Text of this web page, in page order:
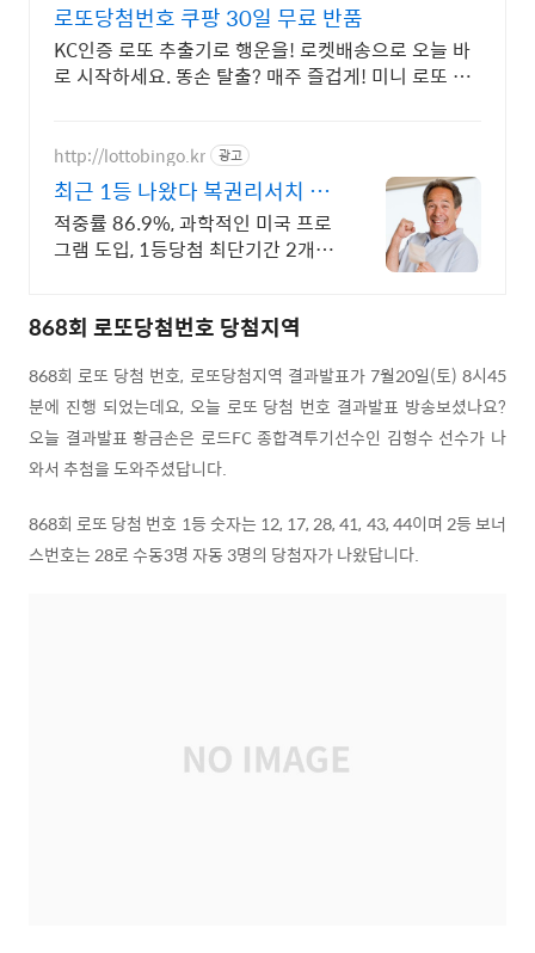
로또당첨번호 쿠팡 30일 무료 반품
KC인증 로또 추출기로 행운을! 로켓배송으로 오늘 바
로 시작하세요. 똥손 탈출? 매주 즐겁게! 미니 로또 추
http://lottobingo.kr 광고
최근 1등 나왔다 복권리서치 매
주 2등 이상 당첨자 속출
적중률 86.9%, 과학적인 미국 프로
그램 도입, 1등당첨 최단기간 2개월
868회 로또당첨번호 당첨지역
868회 로또 당첨 번호, 로또당첨지역 결과발표가 7월20일(토) 8시45
분에 진행 되었는데요, 오늘 로또 당첨 번호 결과발표 방송보셨나요?
오늘 결과발표 황금손은 로드FC 종합격투기선수인 김형수 선수가 나
와서 추첨을 도와주셨답니다.
868회 로또 당첨 번호 1등 숫자는 12, 17, 28, 41, 43, 44이며 2등 보너
스번호는 28로 수동3명 자동 3명의 당첨자가 나왔답니다.